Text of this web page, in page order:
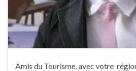
Amis du Tourisme, avec votre